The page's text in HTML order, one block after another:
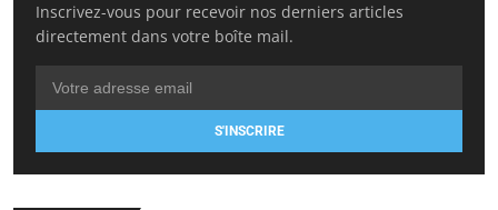
Inscrivez-vous pour recevoir nos derniers articles
directement dans votre boîte mail.
S'INSCRIRE